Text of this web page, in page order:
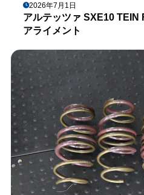
2026年7月1日
アルテッツァ SXE10 TEIN
アライメント